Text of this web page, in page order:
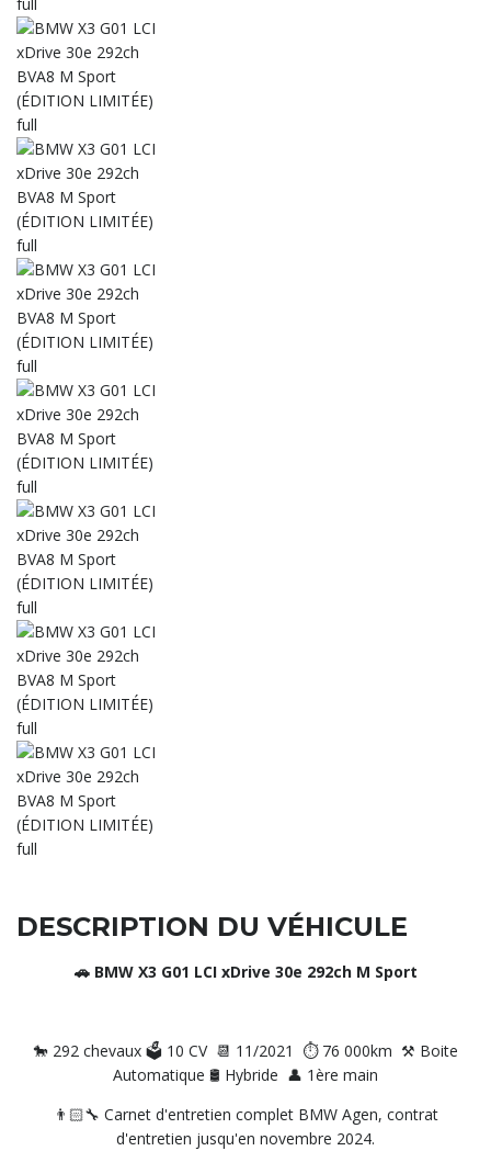
DESCRIPTION DU VÉHICULE
🚗 BMW X3 G01 LCI xDrive 30e 292ch M Sport
🐎 292 chevaux 🗳️ 10 CV 📆 11/2021 ⏱️ 76 000km ⚒️ Boite
Automatique 🛢️ Hybride 👤 1ère main
👨🏻‍🔧 Carnet d'entretien complet BMW Agen, contrat
d'entretien jusqu'en novembre 2024.